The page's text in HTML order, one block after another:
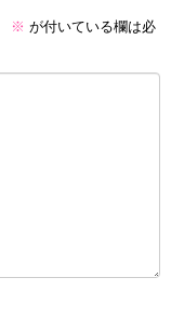
※ が付いている欄は必